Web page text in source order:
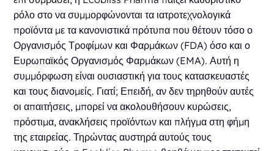
ρόλο στο να συμμορφώνονται τα ιατροτεχνολογικά
προϊόντα με τα κανονιστικά πρότυπα που θέτουν τόσο ο
Οργανισμός Τροφίμων και Φαρμάκων (FDA) όσο και ο
Ευρωπαϊκός Οργανισμός Φαρμάκων (EMA). Αυτή η
συμμόρφωση είναι ουσιαστική για τους κατασκευαστές
και τους διανομείς. Γιατί; Επειδή, αν δεν τηρηθούν αυτές
οι απαιτήσεις, μπορεί να ακολουθήσουν κυρώσεις,
πρόστιμα, ανακλήσεις προϊόντων και πλήγμα στη φήμη
της εταιρείας. Τηρώντας αυστηρά αυτούς τους